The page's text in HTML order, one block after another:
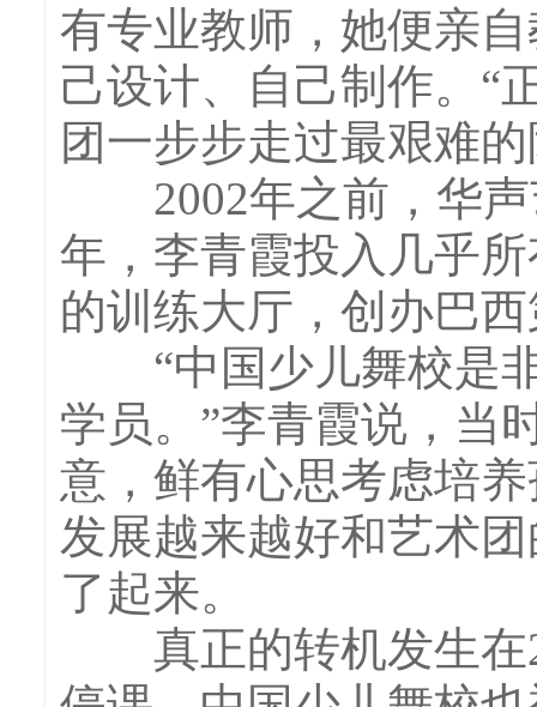
有专业教师，她便亲
己设计、自己制作。“
团一步步走过最艰难
2002年之前，华声
年，李青霞投入几乎
的训练大厅，创办巴
“中国少儿舞校是非
学员。”李青霞说，当
意，鲜有心思考虑培
发展越来越好和艺术
了起来。
真正的转机发生在